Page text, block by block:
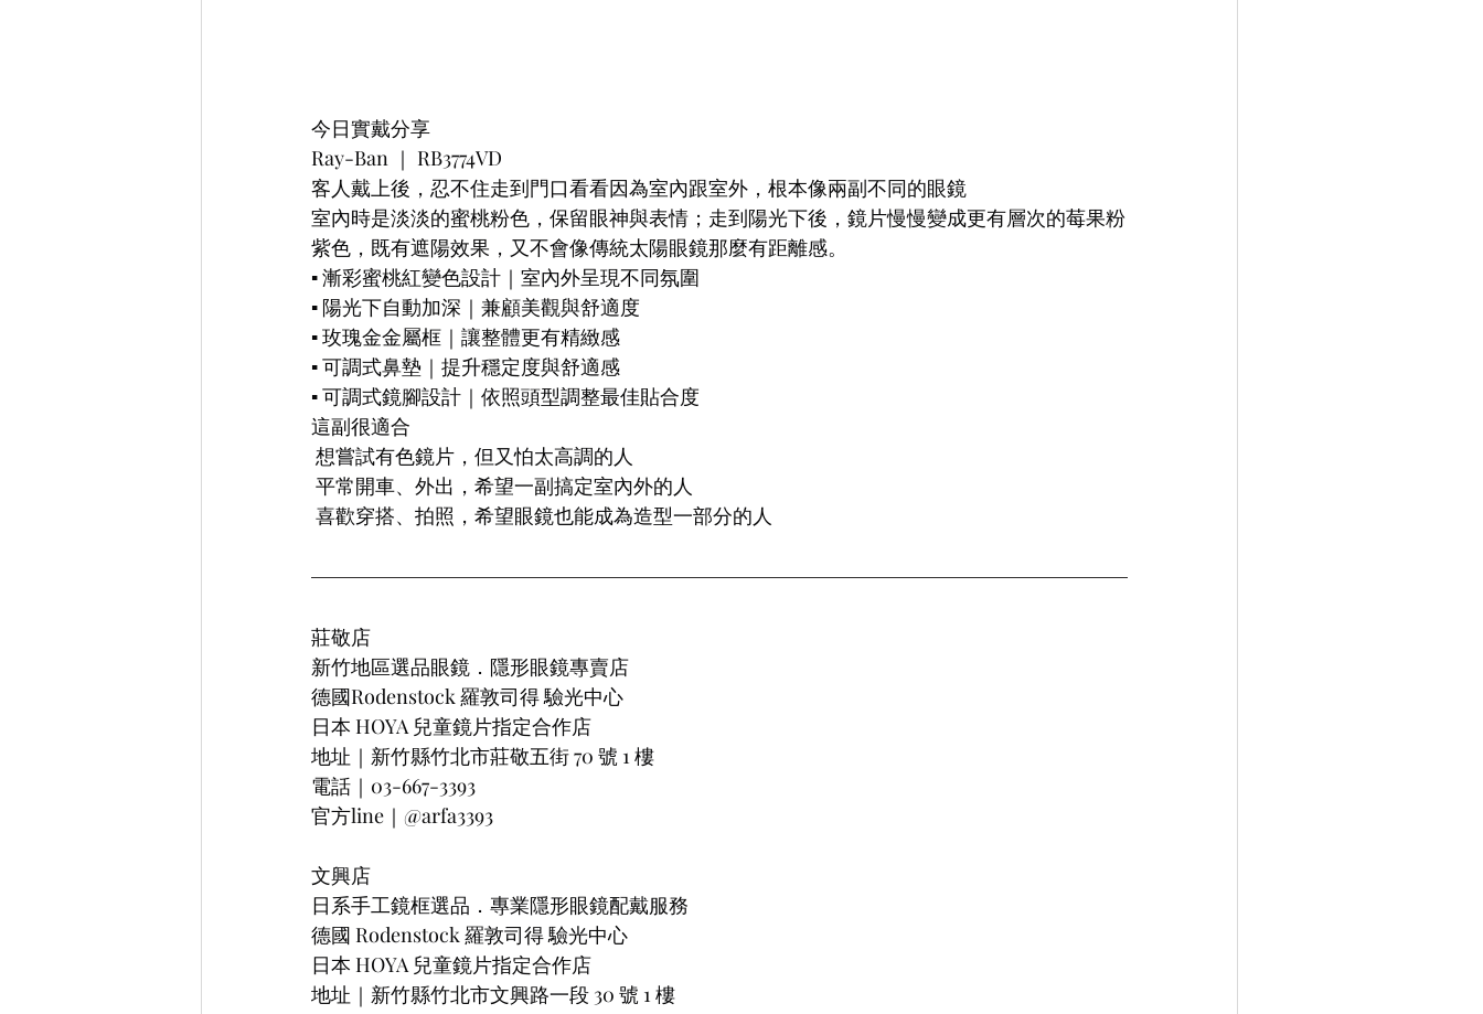
今日實戴分享
Ray-Ban ｜ RB3774VD
客人戴上後，忍不住走到門口看看因為室內跟室外，根本像兩副不同的眼鏡
室內時是淡淡的蜜桃粉色，保留眼神與表情；走到陽光下後，鏡片慢慢變成更有層次的莓果粉
紫色，既有遮陽效果，又不會像傳統太陽眼鏡那麼有距離感。
▪︎ 漸彩蜜桃紅變色設計｜室內外呈現不同氛圍
▪︎ 陽光下自動加深｜兼顧美觀與舒適度
▪︎ 玫瑰金金屬框｜讓整體更有精緻感
▪︎ 可調式鼻墊｜提升穩定度與舒適感
▪︎ 可調式鏡腳設計｜依照頭型調整最佳貼合度
這副很適合
想嘗試有色鏡片，但又怕太高調的人
平常開車、外出，希望一副搞定室內外的人
喜歡穿搭、拍照，希望眼鏡也能成為造型一部分的人
莊敬店
新竹地區選品眼鏡．隱形眼鏡專賣店
德國Rodenstock 羅敦司得 驗光中心
日本 HOYA 兒童鏡片指定合作店
地址｜新竹縣竹北市莊敬五街 70 號 1 樓
電話｜03-667-3393
官方line｜@arfa3393
文興店
日系手工鏡框選品．專業隱形眼鏡配戴服務
德國 Rodenstock 羅敦司得 驗光中心
日本 HOYA 兒童鏡片指定合作店
地址｜新竹縣竹北市文興路一段 30 號 1 樓